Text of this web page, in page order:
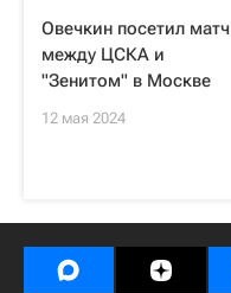
Овечкин посетил матч
между ЦСКА и
"Зенитом" в Москве
12 мая 2024